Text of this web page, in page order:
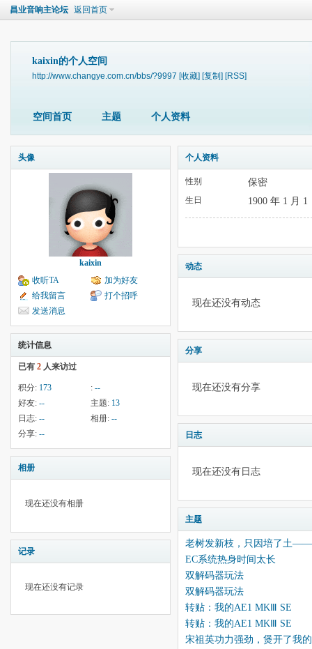
昌业音响主论坛 返回首页
kaixin的个人空间
http://www.changye.com.cn/bbs/?9997 [收藏] [复制] [RSS]
空间首页 主题 个人资料
头像
kaixin
收听TA
加为好友
给我留言
打个招呼
发送消息
统计信息
已有 2 人来访过
积分: 173 : --
好友: -- 主题: 13
日志: -- 相册: --
分享: --
相册
现在还没有相册
记录
现在还没有记录
个人资料
性别 保密
生日 1900 年 1 月 1
动态
现在还没有动态
分享
现在还没有分享
日志
现在还没有日志
主题
老树发新枝，只因培了土
EC系统热身时间太长
双解码器玩法
双解码器玩法
转贴：我的AE1 MKⅢ SE
转贴：我的AE1 MKⅢ SE
宋祖英功力强劲，煲开了我